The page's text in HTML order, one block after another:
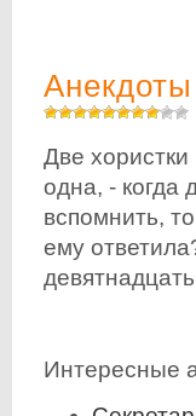
Две
одна, - когда
вспомнить,
ему
Интересные